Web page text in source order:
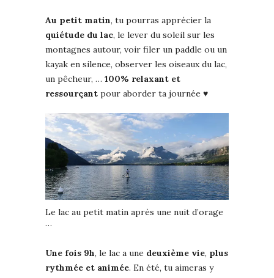
Au petit matin, tu pourras apprécier la
quiétude du lac, le lever du soleil sur les
montagnes autour, voir filer un paddle ou un
kayak en silence, observer les oiseaux du lac,
un pêcheur, … 100% relaxant et
ressourçant pour aborder ta journée ♥
Le lac au petit matin après une nuit d’orage
…
Une fois 9h, le lac a une deuxième vie, plus
rythmée et animée. En été, tu aimeras y